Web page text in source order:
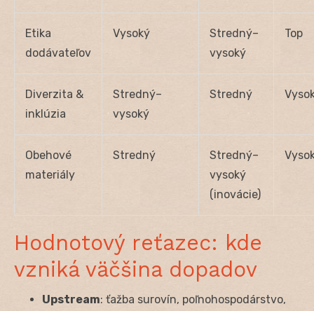
Etika
dodávateľov
Vysoký
Stredný–
vysoký
Top
Diverzita &
inklúzia
Stredný–
vysoký
Stredný
Obehové
materiály
Stredný
Stredný–
vysoký
(inovácie)
Hodnotový reťazec: kde
vzniká väčšina dopadov
Upstream: ťažba surovín, poľnohospodárstvo,